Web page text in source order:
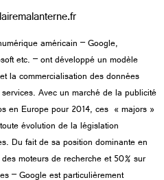
américain – Google,
etc. – ont développé un modèle
la commercialisation des données
Avec un marché de la publicité
en Europe pour 2014, ces « majors »
évolution de la législation
Du fait de sa position dominante en
moteurs de recherche et 50% sur